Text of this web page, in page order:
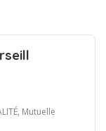
Mutuelle